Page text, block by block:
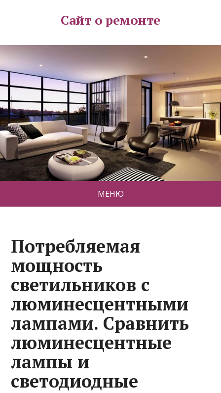
Сайт о ремонте
МЕНЮ
Потребляемая
мощность
светильников с
люминесцентными
лампами. Cравнить
люминесцентные
лампы и
светодиодные